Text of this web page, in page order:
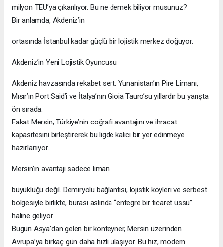
milyon TEU’ya çıkarılıyor. Bu ne demek biliyor musunuz?
Bir anlamda, Akdeniz’in
ortasında İstanbul kadar güçlü bir lojistik merkez doğuyor.
Akdeniz’in Yeni Lojistik Oyuncusu
Akdeniz havzasında rekabet sert. Yunanistan’ın Pire Limanı,
Mısır’ın Port Said’i ve İtalya’nın Gioia Tauro’su yıllardır bu yarışta
ön sırada.
Fakat Mersin, Türkiye’nin coğrafi avantajını ve ihracat
kapasitesini birleştirerek bu ligde kalıcı bir yer edinmeye
hazırlanıyor.
Mersin’in avantajı sadece liman
büyüklüğü değil. Demiryolu bağlantısı, lojistik köyleri ve serbest
bölgesiyle birlikte, burası aslında “entegre bir ticaret üssü”
haline geliyor.
Bugün Asya’dan gelen bir konteyner, Mersin üzerinden
Avrupa’ya birkaç gün daha hızlı ulaşıyor. Bu hız, modern